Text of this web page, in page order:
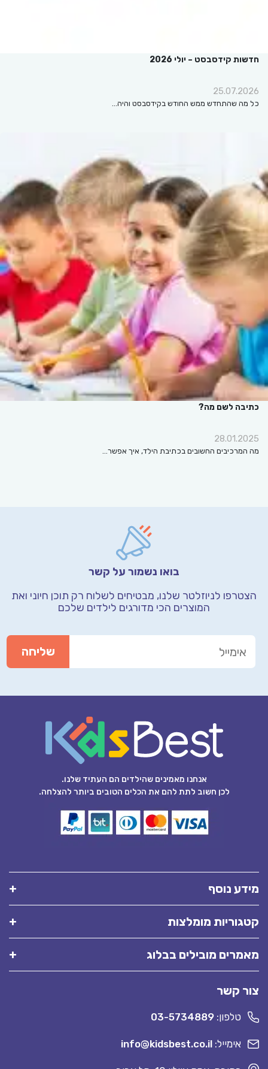
חדשות קידסבסט – יולי 2026
25.07.2026
כל מה שהתחדש ממש החודש בקידסבסט והיה…
כתיבה לשם מה?
28.01.2025
מה המרכיבים החשובים בכתיבת הילד, איך אפשר…
בואו נשמור על קשר
הצטרפו לניוזלטר שלנו, מבטיחים לשלוח רק תוכן חיוני ואת
המוצרים הכי מדורגים לילדים שלכם
אנחנו מאמינים שהילדים הם העתיד שלנו.
לכן חשוב לתת להם את הכלים הטובים ביותר להצלחה.
מידע נוסף
קטגוריות מומלצות
מאמרים מובילים בבלוג
צור קשר
טלפון: 03-5734889
אימייל: info@kidsbest.co.il